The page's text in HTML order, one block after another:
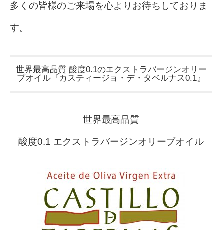
多くの皆様のご来場を心よりお待ちしておりま
す。
世界最高品質 酸度0.1のエクストラバージンオリー
ブオイル『カスティージョ・デ・タベルナス0.1』
世界最高品質
酸度0.1 エクストラバージンオリーブオイル